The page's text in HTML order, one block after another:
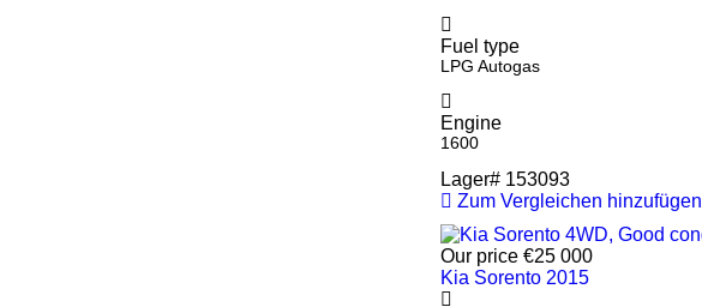
Fuel type
LPG Autogas
Engine
1600
Lager# 153093
Zum Vergleichen hinzufügen
Our price €25 000
Kia Sorento 2015